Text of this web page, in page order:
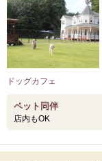
ドッグカフェ
ペット同伴
店内もOK